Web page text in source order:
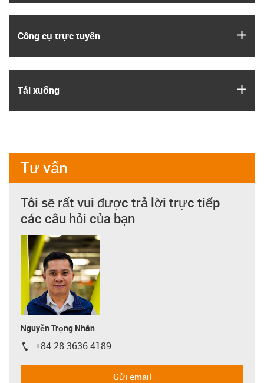
Công cụ trực tuyến
Tải xuống
Tư vấn
Tôi sẽ rất vui được trả lời trực tiếp
các câu hỏi của bạn
Nguyễn Trọng Nhân
igus-icon-phone
+84 28 3636 4189
Gửi email